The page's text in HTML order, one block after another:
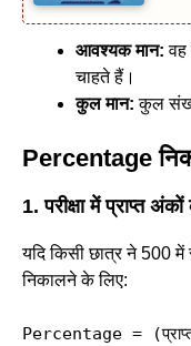
आवश्यक मान: वह
चाहते हैं।
कुल मान: कुल
Percentage
1. परीक्षा में प्राप्त
यदि किसी छात्र ने 500
निकालने के लिए:
Percentage = (